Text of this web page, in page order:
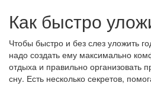
Как быстро
Чтобы быстро и без слез уложить
надо создать ему максимально
отдыха и правильно организовать
сну. Есть несколько секретов,